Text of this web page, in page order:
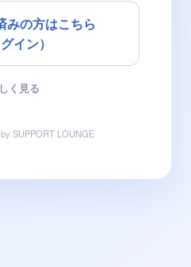
みの方はこちら
グイン）
く見る
SUPPORT LOUNGE